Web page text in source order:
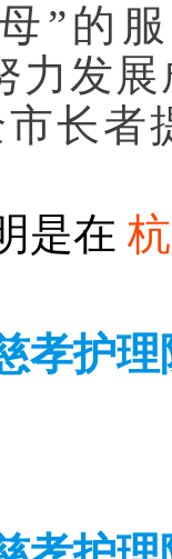
”的
力发
长者
是在
孝护